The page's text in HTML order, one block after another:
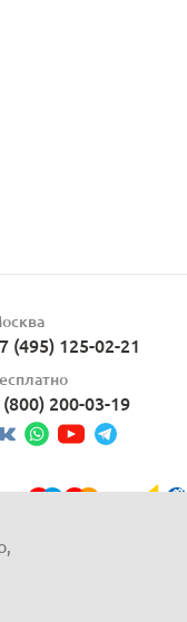
(495) 125-02-21
200-03-19